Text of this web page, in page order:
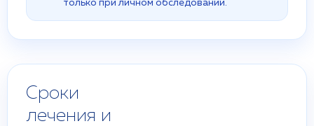
только при личном обследовании.
Сроки
лечения и